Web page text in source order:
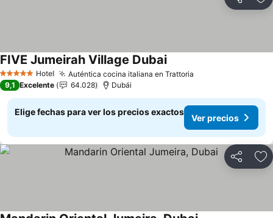
Compartir
5 Estrellas Hotel Auténtica cocina italiana en Trattoria
FIVE Jumeirah Village Dubai
9,1 Excelente 64.028 Dubái
Elige fechas para ver los precios exactos
Ver precios
Compartir